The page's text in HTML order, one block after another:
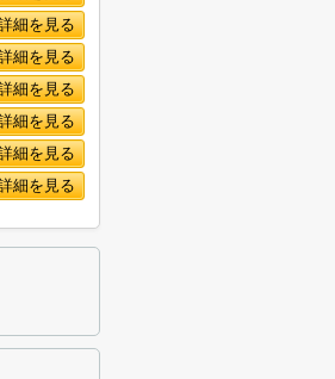
細を見る
細を見る
細を見る
細を見る
細を見る
細を見る